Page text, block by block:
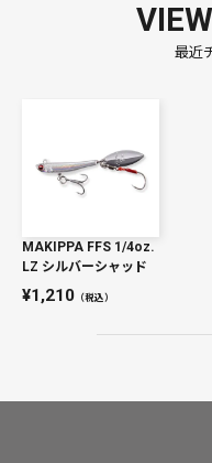
最近
MAKIPPA FFS 1/4oz.
LZ シルバーシャッド
1,210 （税込）